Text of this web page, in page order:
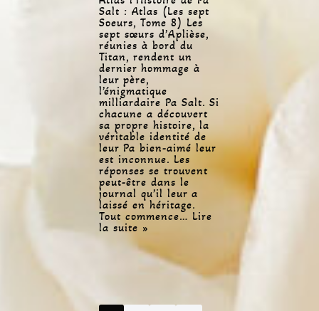
Salt : Atlas (Les sept
Soeurs, Tome 8) Les
sept sœurs d’Aplièse,
réunies à bord du
Titan, rendent un
dernier hommage à
leur père,
l’énigmatique
milliardaire Pa Salt. Si
chacune a découvert
sa propre histoire, la
véritable identité de
leur Pa bien-aimé leur
est inconnue. Les
réponses se trouvent
peut-être dans le
journal qu’il leur a
laissé en héritage.
Tout commence… Lire
la suite »